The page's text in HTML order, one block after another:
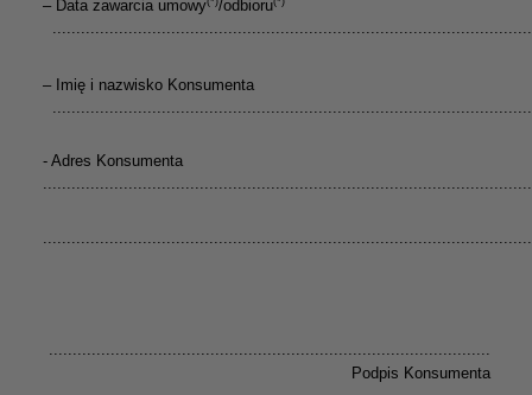
– Data zawarcia umowy /odbioru
– Imię i nazwisko Konsumenta
- Adres Konsumenta
.............................................................................................
Podpis Konsumenta